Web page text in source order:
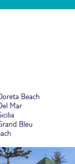
Beach
Mar
Bleu